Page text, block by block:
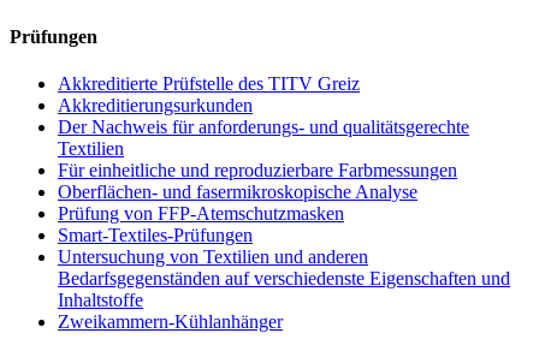
Prüfungen
Akkreditierte Prüfstelle des TITV Greiz
Akkreditierungsurkunden
Der Nachweis für anforderungs- und qualitätsgerechte
Textilien
Für einheitliche und reproduzierbare Farbmessungen
Oberflächen- und fasermikroskopische Analyse
Prüfung von FFP-Atemschutzmasken
Smart-Textiles-Prüfungen
Untersuchung von Textilien und anderen
Bedarfsgegenständen auf verschiedenste Eigenschaften und
Inhaltstoffe
Zweikammern-Kühlanhänger